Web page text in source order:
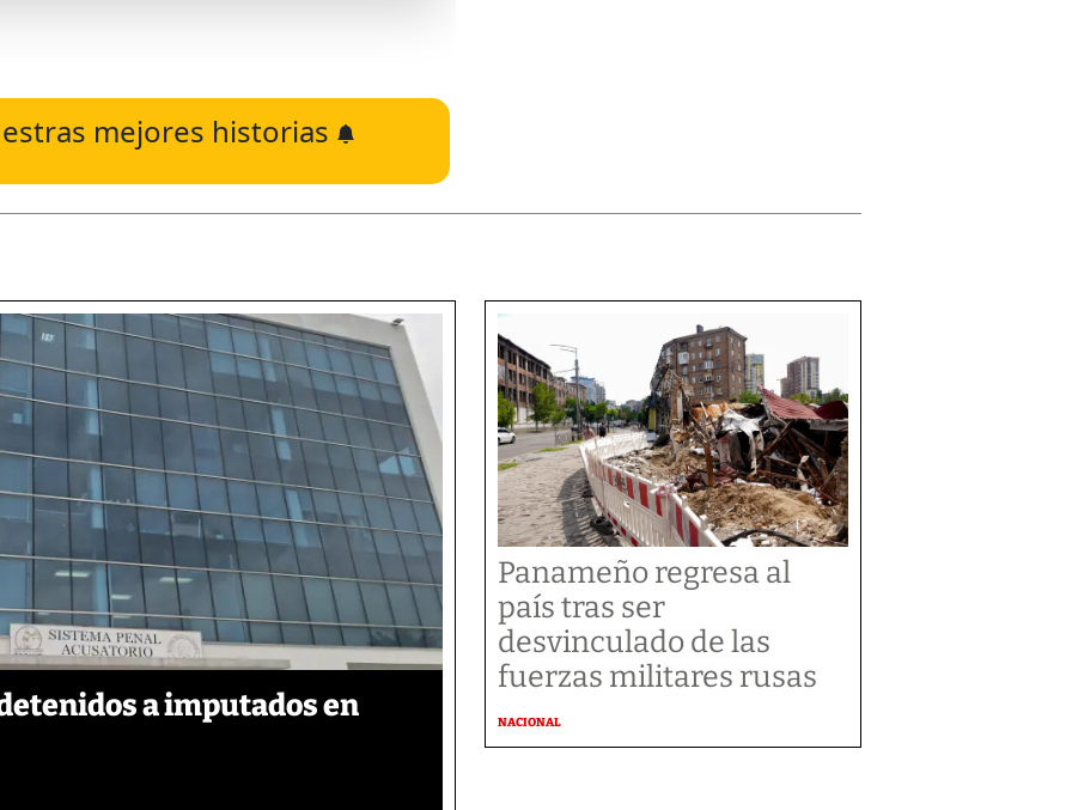
mejores historias
a imputados en
Panameño regresa al
país tras ser
desvinculado de las
fuerzas militares rusas
NACIONAL